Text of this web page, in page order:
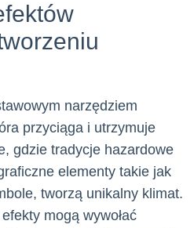
narzędziem
przyciąga i utrzymuje
gdzie tradycje hazardowe
elementy takie jak
tworzą unikalny klimat.
mogą wywołać